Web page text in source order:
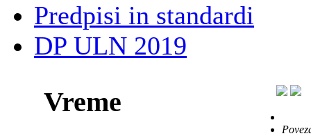
Predpisi in standardi
DP ULN 2019
Vreme